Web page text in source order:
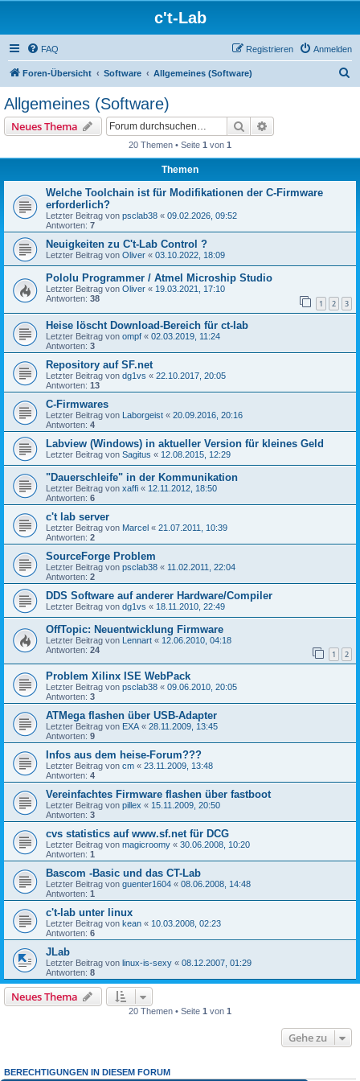
c't-Lab
FAQ Anmelden
Registrieren
Foren-Übersicht Software Allgemeines (Software)
Allgemeines (Software)
Neues Thema Suche
20 Themen • Seite 1 von 1
Themen
Welche Toolchain ist für Modifikationen der C-Firmware
erforderlich?
Letzter Beitrag von psclab38 « 09.02.2026, 09:52
Antworten: 7
Neuigkeiten zu C't-Lab Control ?
Letzter Beitrag von Oliver « 03.10.2022, 18:09
Pololu Programmer / Atmel Microship Studio
Letzter Beitrag von Oliver « 19.03.2021, 17:10
Antworten: 38 1 2 3
Heise löscht Download-Bereich für ct-lab
Letzter Beitrag von ompf « 02.03.2019, 11:24
Antworten: 3
Repository auf SF.net
Letzter Beitrag von dg1vs « 22.10.2017, 20:05
Antworten: 13
C-Firmwares
Letzter Beitrag von Laborgeist « 20.09.2016, 20:16
Antworten: 4
Labview (Windows) in aktueller Version für kleines Geld
Letzter Beitrag von Sagitus « 12.08.2015, 12:29
"Dauerschleife" in der Kommunikation
Letzter Beitrag von xaffi « 12.11.2012, 18:50
Antworten: 6
c't lab server
Letzter Beitrag von Marcel « 21.07.2011, 10:39
Antworten: 2
SourceForge Problem
Letzter Beitrag von psclab38 « 11.02.2011, 22:04
Antworten: 2
DDS Software auf anderer Hardware/Compiler
Letzter Beitrag von dg1vs « 18.11.2010, 22:49
OffTopic: Neuentwicklung Firmware
Letzter Beitrag von Lennart « 12.06.2010, 04:18
Antworten: 24 1 2
Problem Xilinx ISE WebPack
Letzter Beitrag von psclab38 « 09.06.2010, 20:05
Antworten: 3
ATMega flashen über USB-Adapter
Letzter Beitrag von EXA « 28.11.2009, 13:45
Antworten: 9
Infos aus dem heise-Forum???
Letzter Beitrag von cm « 23.11.2009, 13:48
Antworten: 4
Vereinfachtes Firmware flashen über fastboot
Letzter Beitrag von pillex « 15.11.2009, 20:50
Antworten: 3
cvs statistics auf www.sf.net für DCG
Letzter Beitrag von magicroomy « 30.06.2008, 10:20
Antworten: 1
Bascom -Basic und das CT-Lab
Letzter Beitrag von guenter1604 « 08.06.2008, 14:48
Antworten: 1
c't-lab unter linux
Letzter Beitrag von kean « 10.03.2008, 02:23
Antworten: 6
JLab
Letzter Beitrag von linux-is-sexy « 08.12.2007, 01:29
Antworten: 8
Neues Thema
20 Themen • Seite 1 von 1
Gehe zu
BERECHTIGUNGEN IN DIESEM FORUM